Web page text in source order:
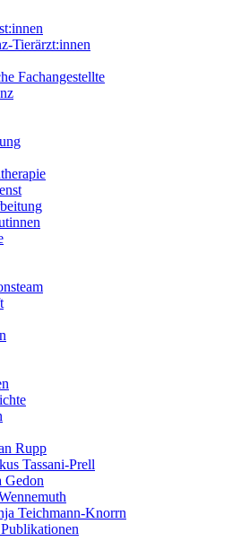
Tierärzt:innen
Fachangestellte
Rupp
Tassani-Prell
Gedon
Teichmann-Knorrn